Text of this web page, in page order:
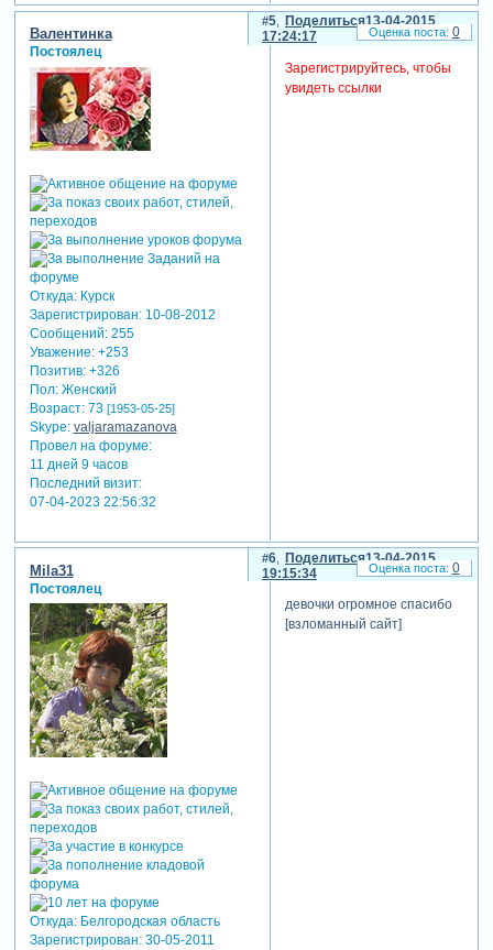
Поделиться
5
13-04-2015
17:24:17
Валентинка
Постоялец
Откуда:Курск
Зарегистрирован: 10-08-2012
Сообщений:255
Уважение: +253
Позитив: +326
Пол:Женский
Возраст:73 [1953-05-25]
Skype: valjaramazanova
Провел на форуме:
11 дней 9 часов
Последний визит:
07-04-2023 22:56:32
Зарегистрируйтесь, чтобы
увидеть ссылки
0
Поделиться
6
13-04-2015
19:15:34
Mila31
Постоялец
Откуда:Белгородская область
Зарегистрирован: 30-05-2011
девочки огромное спасибо
[взломанный сайт]
0